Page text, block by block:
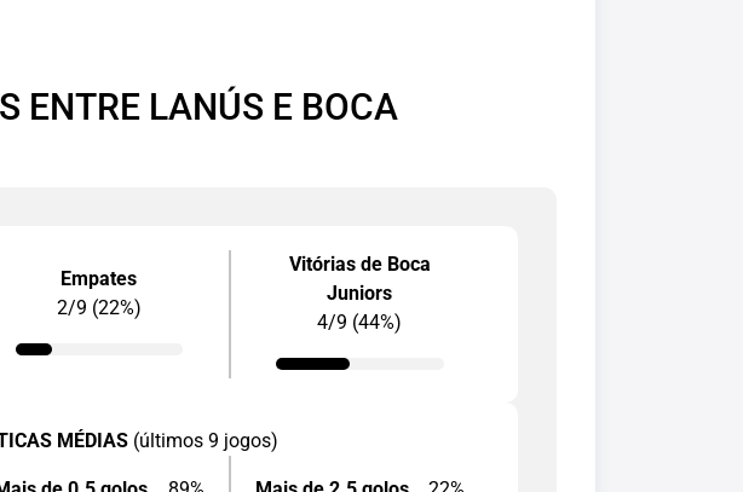
ENTRE LANÚS E BOCA
Empates
2/9 (22%)
Vitórias de Boca
Juniors
4/9 (44%)
MÉDIAS (últimos 9 jogos)